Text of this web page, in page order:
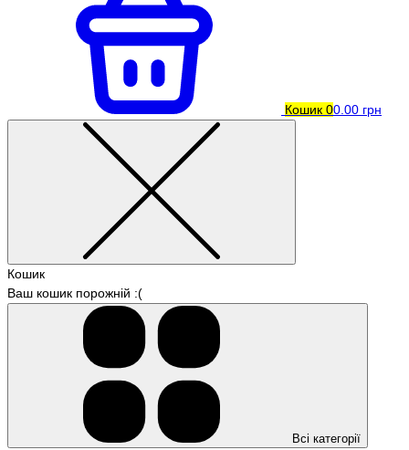
Кошик 00.00 грн
Кошик
Ваш кошик порожній :(
Всі категорії